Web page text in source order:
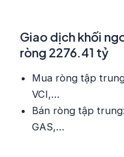
Giao dịch khối
ròng 2276.41 tỷ
Mua ròng tập
VCI,…
Bán ròng tập
GAS,…